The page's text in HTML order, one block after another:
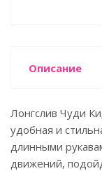
Описание
Лонгслив Чуди
удобная и
длинными
движений,